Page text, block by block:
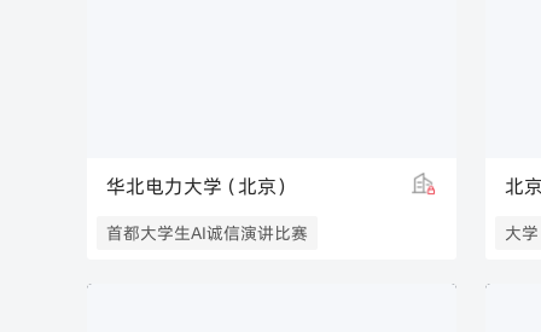
华北电力大学（北京）
首都大学生AI诚信演讲比赛
北
大学